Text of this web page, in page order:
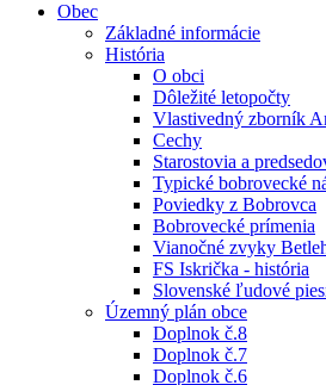
Obec
Základné informácie
História
O obci
Dôležité letopočty
Vlastivedný zborník
Cechy
Starostovia a
Typické bobrovecké
Poviedky z Bobrovca
Bobrovecké prímenia
Vianočné zvyky
FS Iskrička - história
Slovenské ľudové
Územný plán obce
Doplnok č.8
Doplnok č.7
Doplnok č.6